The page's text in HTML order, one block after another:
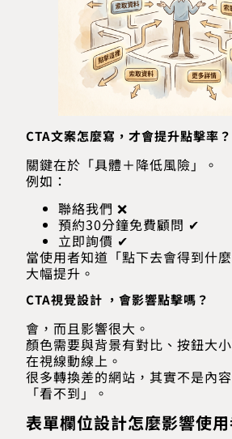
CTA文案怎麼寫，才會提升點擊率？
關鍵在於「具體＋降低風險」。
例如：
聯絡我們 ❌
預約30分鐘免費顧問 ✔
立即詢價 ✔
當使用者知道「點下去會得到什
大幅提升。
CTA視覺設計 ，會影響點擊嗎？
會，而且影響很大。
顏色需要與背景有對比、按鈕大
在視線動線上。
很多轉換差的網站，其實不是內
「看不到」。
表單欄位設計怎麼影響使